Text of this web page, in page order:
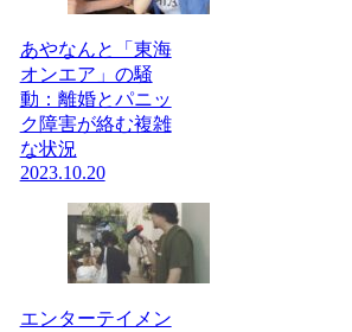
あやなんと「東海
オンエア」の騒
動：離婚とパニッ
ク障害が絡む複雑
な状況
2023.10.20
エンターテイメン